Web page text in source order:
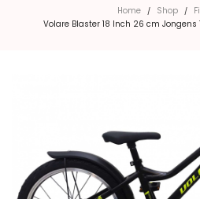
Home / Shop /
Volare Blaster 18 Inch 26 cm